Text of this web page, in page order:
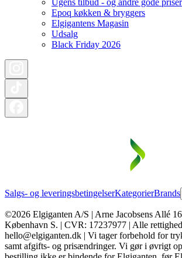
Epoq køkken & bryggers
Elgigantens Magasin
Udsalg
Black Friday 2026
Salgs- og leveringsbetingelserKategorierBrands
©2026 Elgiganten A/S | Arne Jacobsens Allé
København S. | CVR: 17237977 | Alle
hello@elgiganten.dk | Vi tager forbehold for
samt afgifts- og prisændringer. Vi gør i øvrigt